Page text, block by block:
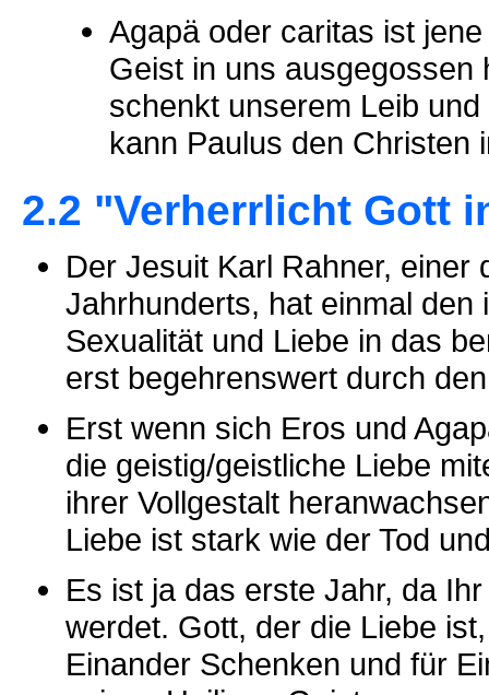
Agapä oder caritas ist
Geist in uns ausgegossen
schenkt unserem Leib
kann Paulus den Christen
2.2 "Verherrlicht Gott
Der Jesuit Karl Rahner,
Jahrhunderts, hat einmal
Sexualität und Liebe in das
erst begehrenswert durch
Erst wenn sich Eros und
die geistig/geistliche Liebe
ihrer Vollgestalt
Liebe ist stark wie der Tod
Es ist ja das erste Jahr, da
werdet. Gott, der die Liebe
Einander Schenken und für